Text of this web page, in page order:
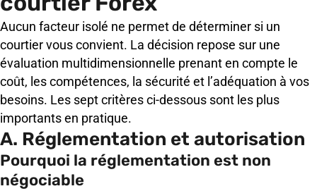
Aucun facteur isolé ne permet de déterminer si un
courtier vous convient. La décision repose sur une
évaluation multidimensionnelle prenant en compte le
coût, les compétences, la sécurité et l’adéquation à vos
besoins. Les sept critères ci-dessous sont les plus
importants en pratique.
A. Réglementation et autorisation
Pourquoi la réglementation est non
négociable